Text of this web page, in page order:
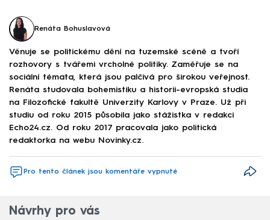
Renáta Bohuslavová
Věnuje se politickému dění na tuzemské scéně a tvoří
rozhovory s tvářemi vrcholné politiky. Zaměřuje se na
sociální témata, která jsou palčivá pro širokou veřejnost.
Renáta studovala bohemistiku a historii-evropská studia
na Filozofické fakultě Univerzity Karlovy v Praze. Už při
studiu od roku 2015 působila jako stážistka v redakci
Echo24.cz. Od roku 2017 pracovala jako politická
redaktorka na webu Novinky.cz.
Pro tento článek jsou komentáře vypnuté
Návrhy pro vás